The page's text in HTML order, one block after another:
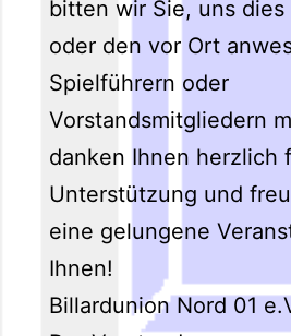
bitten wir Sie, uns
oder den vor Ort
Spielführern oder
Vorstandsmitgliedern
danken Ihnen herzlich
Unterstützung und
eine gelungene
Ihnen!
Billardunion Nord 01